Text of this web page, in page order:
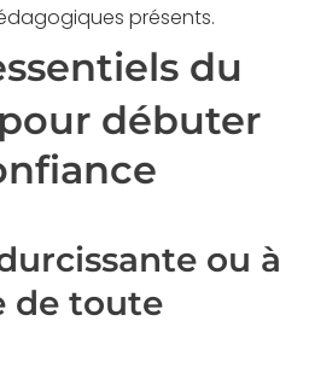
présents.
du
débuter
ou à
de toute